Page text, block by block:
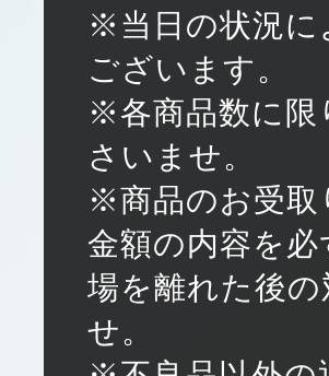
※当日の状況に
ございます。
※各商品数に限
さいませ。
※商品のお受取
金額の内容を
場を離れた後
せ。